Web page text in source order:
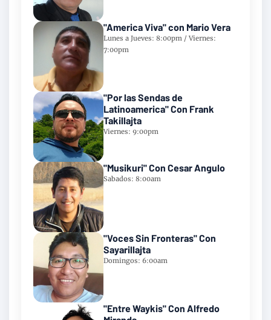
"America Viva" con Mario Vera
Lunes a Jueves: 8:00pm / Viernes:
7:00pm
"Por las Sendas de
Latinoamerica" Con Frank
Takillajta
Viernes: 9:00pm
"Musikuri" Con Cesar Angulo
Sabados: 8:00am
"Voces Sin Fronteras" Con
Sayarillajta
Domingos: 6:00am
"Entre Waykis" Con Alfredo